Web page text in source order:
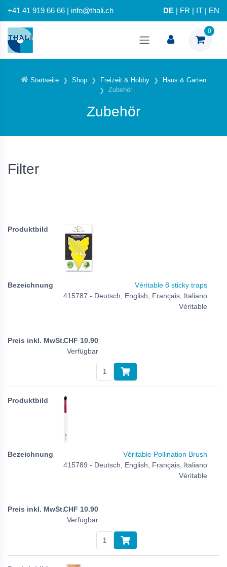
+41 41 919 66 66 | info@thali.ch DE FR IT EN
0
Startseite Shop Freizeit & Hobby
Haus & Garten
Zubehör
Zubehör
Filter
Véritable 8 sticky traps
415787 - Deutsch, English, Français, Italiano
Véritable
CHF 10.90
Verfügbar
Véritable Pollination Brush
415789 - Deutsch, English, Français, Italiano
Véritable
CHF 10.90
Verfügbar